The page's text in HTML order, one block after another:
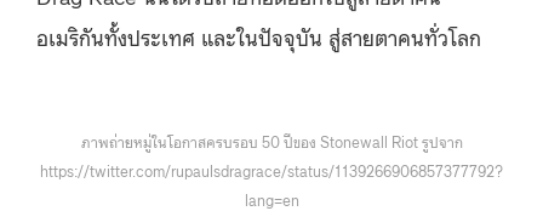
อเมริกันทั้งประเทศ และในปัจจุบัน สู่สายตาคนทั่วโลก
ภาพถ่ายหมู่ในโอกาสครบรอบ 50 ปีของ Stonewall Riot รูปจาก
https://twitter.com/rupaulsdragrace/status/1139266906857377792?
lang=en